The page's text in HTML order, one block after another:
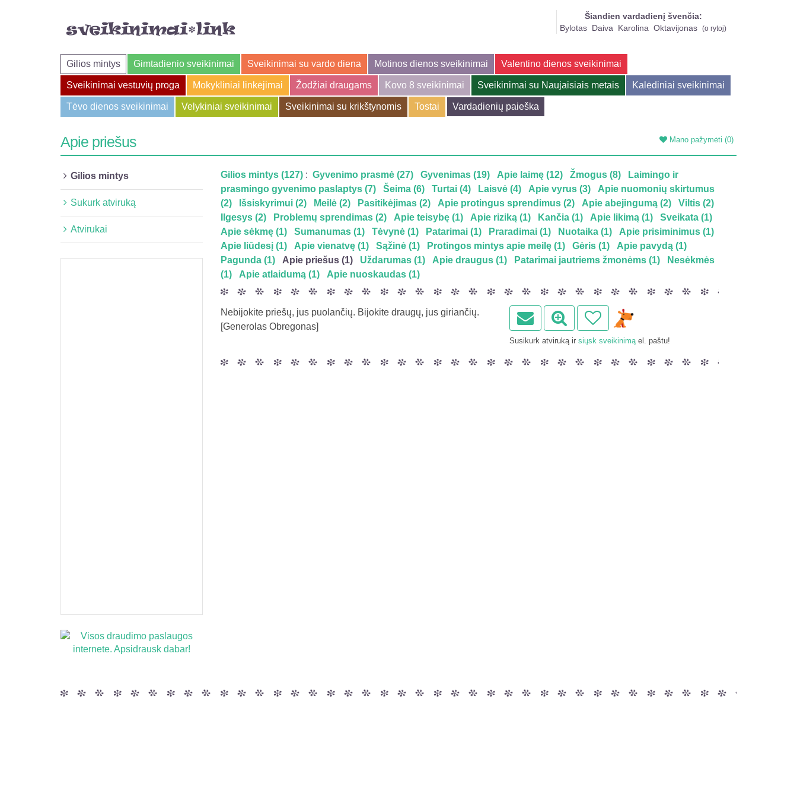
Šiandien vardadienį švenčia:
Bylotas Daiva Karolina Oktavijonas (o rytoj)
Gilios mintys Gimtadienio sveikinimai Sveikinimai su vardo diena Motinos dienos sveikinimai Valentino dienos sveikinimai
Sveikinimai vestuvių proga Mokykliniai linkėjimai Žodžiai draugams Kovo 8 sveikinimai Sveikinimai su Naujaisiais metais Kalėdiniai sveikinimai
Tėvo dienos sveikinimai Velykiniai sveikinimai Sveikinimai su krikštynomis Tostai Vardadienių paieška
Mano pažymėti (0)
Apie priešus
Gilios mintys
Sukurk atviruką
Atvirukai
Gilios mintys (127) : Gyvenimo prasmė (27) Gyvenimas (19) Apie laimę (12) Žmogus (8)
Laimingo ir
prasmingo gyvenimo paslaptys (7)
Šeima (6) Turtai (4) Laisvė (4) Apie vyrus (3)
Apie nuomonių skirtumus
(2)
Išsiskyrimui (2) Meilė (2) Pasitikėjimas (2) Apie protingus sprendimus (2) Apie abejingumą (2)
Viltis (2)
Ilgesys (2)
Problemų sprendimas (2) Apie teisybę (1) Apie riziką (1) Kančia (1) Apie likimą (1)
Sveikata (1)
Apie sėkmę (1)
Sumanumas (1) Tėvynė (1) Patarimai (1) Praradimai (1) Nuotaika (1)
Apie prisiminimus (1)
Apie liūdesį (1)
Apie vienatvę (1) Sąžinė (1) Protingos mintys apie meilę (1) Gėris (1)
Apie pavydą (1)
Pagunda (1)
Apie priešus (1) Uždarumas (1) Apie draugus (1) Patarimai jautriems žmonėms (1)
Nesėkmės
(1)
Apie atlaidumą (1) Apie nuoskaudas (1)
Nebijokite priešų, jus puolančių. Bijokite draugų, jus giriančių.
[Generolas Obregonas]
Susikurk atviruką irsiųsk sveikinimąel. paštu!